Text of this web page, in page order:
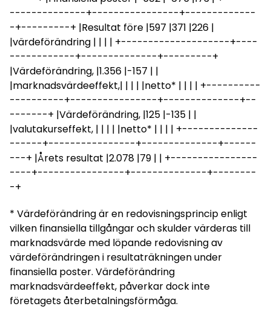
--------------+----------------+-------------
-+---------+ |Resultat före |597 |371 |226 |
|värdeförändring | | | | +--------------------+----
------------+--------------+---------+
|Värdeförändring, |1.356 |-157 | |
|marknadsvärdeeffekt,| | | | |netto* | | | | +----------
----------+----------------+--------------+--
-------+ |Värdeförändring, |125 |-135 | |
|valutakurseffekt, | | | | |netto* | | | | +--------------
------+----------------+--------------+------
---+ |Årets resultat |2.078 |79 | | +----------------
----+----------------+--------------+--------
-+
* Värdeförändring är en redovisningsprincip enligt
vilken finansiella tillgångar och skulder värderas till
marknadsvärde med löpande redovisning av
värdeförändringen i resultaträkningen under
finansiella poster. Värdeförändring
marknadsvärdeeffekt, påverkar dock inte
företagets återbetalningsförmåga.